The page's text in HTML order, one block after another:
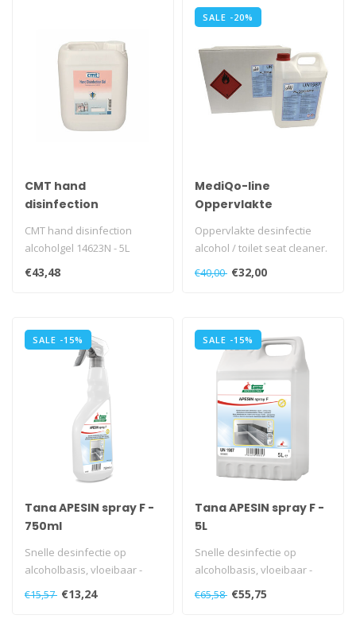
CMT hand
disinfection
CMT hand disinfection
alcoholgel 14623N - 5L
€43,48
SALE -20%
MediQo-line
Oppervlakte
80% - 5 liter can
Oppervlakte desinfectie
alcohol / toilet seat cleaner.
Toegestaan als middel te..
€40,00 €32,00
SALE -15%
Tana APESIN spray F -
750ml
Snelle desinfectie op
alcoholbasis, vloeibaar -
parfumvrij
€15,57 €13,24
SALE -15%
Tana APESIN spray F -
5L
Snelle desinfectie op
alcoholbasis, vloeibaar -
parfumvrij
€65,58 €55,75